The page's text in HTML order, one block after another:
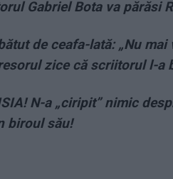
Gabriel Bota va părăsi
de ceafa-lată: „Nu
zice că scriitorul l-a
N-a „ciripit” nimic
biroul său!